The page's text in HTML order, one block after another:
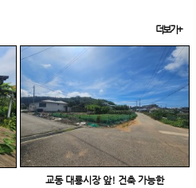
더보기+
교동 대룡시장 앞! 건축 가능한